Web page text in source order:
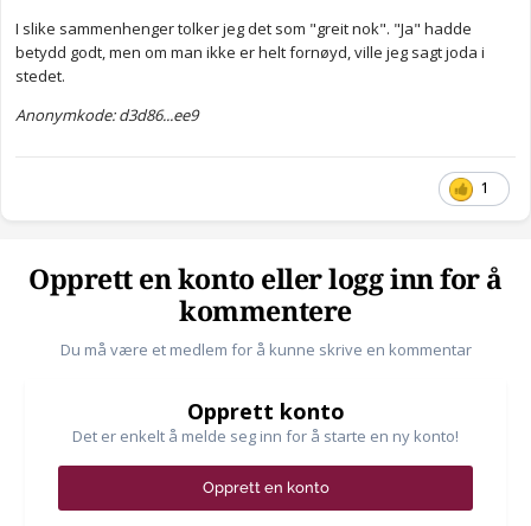
I slike sammenhenger tolker jeg det som "greit nok". "Ja" hadde
betydd godt, men om man ikke er helt fornøyd, ville jeg sagt joda i
stedet.
Anonymkode: d3d86...ee9
1
Opprett en konto eller logg inn for å
kommentere
Du må være et medlem for å kunne skrive en kommentar
Opprett konto
Det er enkelt å melde seg inn for å starte en ny konto!
Opprett en konto